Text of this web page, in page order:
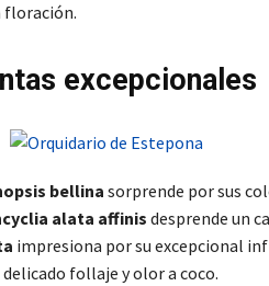
floración.
excepcionales
bellina sorprende por sus
alata affinis desprende un
impresiona por su excepcional
follaje y olor a coco.